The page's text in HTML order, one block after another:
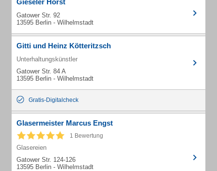
Gieseler Horst
Gatower Str. 92
13595 Berlin - Wilhelmstadt
Gitti und Heinz Kötteritzsch
Unterhaltungskünstler
Gatower Str. 84 A
13595 Berlin - Wilhelmstadt
Gratis-Digitalcheck
Glasermeister Marcus Engst
1 Bewertung
Glasereien
Gatower Str. 124-126
13595 Berlin - Wilhelmstadt